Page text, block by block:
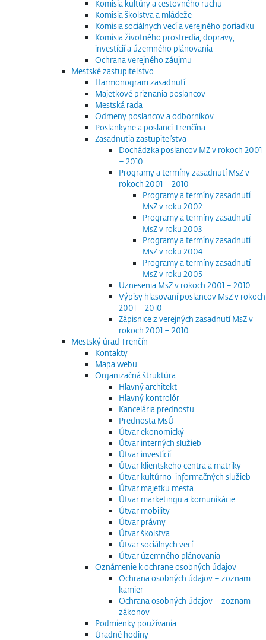
Komisia kultúry a cestovného ruchu
Komisia školstva a mládeže
Komisia sociálnych vecí a verejného poriadku
Komisia životného prostredia, dopravy,
investícií a územného plánovania
Ochrana verejného záujmu
Mestské zastupiteľstvo
Harmonogram zasadnutí
Majetkové priznania poslancov
Mestská rada
Odmeny poslancov a odborníkov
Poslankyne a poslanci Trenčína
Zasadnutia zastupiteľstva
Dochádzka poslancov MZ v rokoch 2001
– 2010
Programy a termíny zasadnutí MsZ v
rokoch 2001 – 2010
Programy a termíny zasadnutí
MsZ v roku 2002
Programy a termíny zasadnutí
MsZ v roku 2003
Programy a termíny zasadnutí
MsZ v roku 2004
Programy a termíny zasadnutí
MsZ v roku 2005
Uznesenia MsZ v rokoch 2001 – 2010
Výpisy hlasovaní poslancov MsZ v rokoch
2001 – 2010
Zápisnice z verejných zasadnutí MsZ v
rokoch 2001 – 2010
Mestský úrad Trenčín
Kontakty
Mapa webu
Organizačná štruktúra
Hlavný architekt
Hlavný kontrolór
Kancelária prednostu
Prednosta MsÚ
Útvar ekonomický
Útvar interných služieb
Útvar investícií
Útvar klientskeho centra a matriky
Útvar kultúrno-informačných služieb
Útvar majetku mesta
Útvar marketingu a komunikácie
Útvar mobility
Útvar právny
Útvar školstva
Útvar sociálnych vecí
Útvar územného plánovania
Oznámenie k ochrane osobných údajov
Ochrana osobných údajov – zoznam
kamier
Ochrana osobných údajov – zoznam
zákonov
Podmienky používania
Úradné hodiny